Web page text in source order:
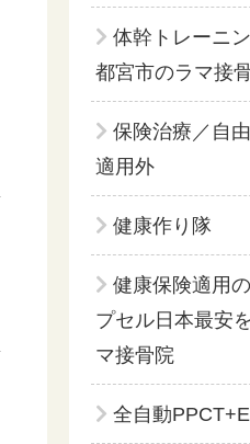
体幹トレーニ
都宮市のラマ接
保険治療／自
適用外
健康作り隊
健康保険適用
プセル日本最安
マ接骨院
全自動